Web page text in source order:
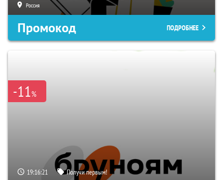
Россия
Промокод ПОДРОБНЕЕ
-11%
19:16:20 Получи первым!